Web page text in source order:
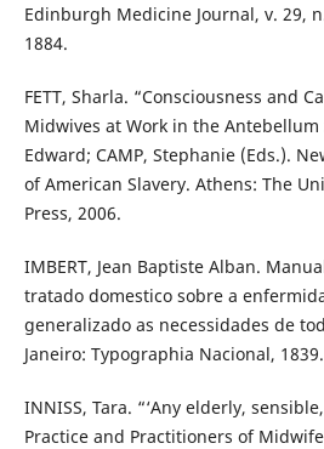
Edinburgh Medicine Journal, v. 29,
1884.
FETT, Sharla. “Consciousness and
Midwives at Work in the Antebellum
Edward; CAMP, Stephanie (Eds.).
of American Slavery. Athens: The
Press, 2006.
IMBERT, Jean Baptiste Alban.
tratado domestico sobre a
generalizado as necessidades de
Janeiro: Typographia Nacional, 1839.
INNISS, Tara. “‘Any elderly,
Practice and Practitioners of